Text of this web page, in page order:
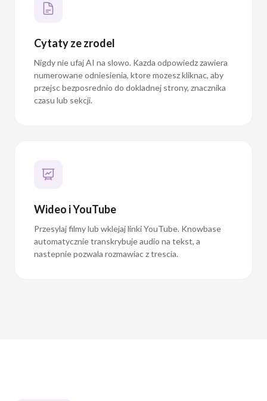
Nigdy nie ufaj AI na slowo. Kazda odpowiedz zawiera
numerowane odniesienia, ktore mozesz kliknac, aby
przejsc bezposrednio do dokladnej strony, znacznika
czasu lub sekcji.
Przesylaj filmy lub wklejaj linki YouTube. Knowbase
nastepnie pozwala rozmawiac z trescia.